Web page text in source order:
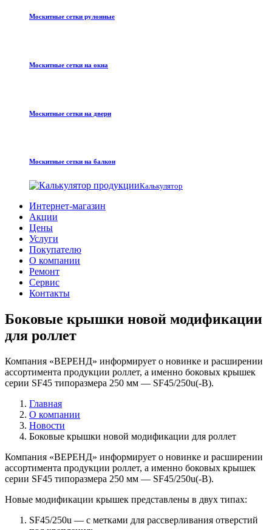
Москитные сетки рулонные
Москитные сетки на окна
Москитные сетки на двери
Москитные сетки на балкон
Калькулятор
Интернет-магазин
Акции
Цены
Услуги
Покупателю
О компании
Ремонт
Сервис
Контакты
Боковые крышки новой модификации
для роллет
Компания «ВЕРЕНД» информирует о новинке и расширении
ассортимента продукции роллет, а именно боковых крышек
серии SF45 типоразмера 250 мм — SF45/250u(-B).
Главная
О компании
Новости
Боковые крышки новой модификации для роллет
Компания «ВЕРЕНД» информирует о новинке и расширении
ассортимента продукции роллет, а именно боковых крышек
серии SF45 типоразмера 250 мм — SF45/250u(-B).
Новые модификации крышек представлены в двух типах:
SF45/250u — с метками для рассверливания отверстий